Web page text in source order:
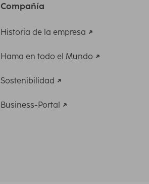
Compañía
Historia de la empresa
Hama en todo el Mundo
Sostenibilidad
Business-Portal